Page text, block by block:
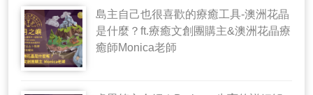
島主自己也很喜歡的療癒工具-澳洲花晶
是什麼？ft.療癒文創團購主&澳洲花晶療
癒師Monica老師